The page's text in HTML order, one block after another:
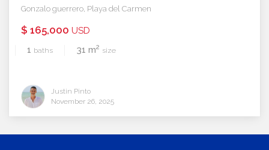
Gonzalo guerrero Playa del Carmen
$ 165,000 USD
1 baths 31 m2 size
Justin Pinto
November 26, 2025